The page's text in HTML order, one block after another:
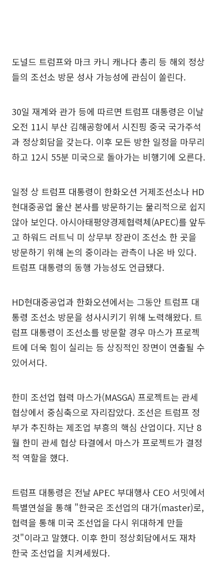
도널드 트럼프와 마크 카니 캐나다 총리 등 해외 정상
들의 조선소 방문 성사 가능성에 관심이 쏠린다.
30일 재계와 관가 등에 따르면 트럼프 대통령은 이날
오전 11시 부산 김해공항에서 시진핑 중국 국가주석
과 정상회담을 갖는다. 이후 모든 방한 일정을 마무리
하고 12시 55분 미국으로 돌아가는 비행기에 오른다.
일정 상 트럼프 대통령이 한화오션 거제조선소나 HD
현대중공업 울산 본사를 방문하기는 물리적으로 쉽지
않아 보인다. 아시아태평양경제협력체(APEC)를 앞두
고 하워드 러트닉 미 상무부 장관이 조선소 한 곳을
방문하기 위해 논의 중이라는 관측이 나온 바 있다.
트럼프 대통령의 동행 가능성도 언급됐다.
HD현대중공업과 한화오션에서는 그동안 트럼프 대
통령 조선소 방문을 성사시키기 위해 노력해왔다. 트
럼프 대통령이 조선소를 방문할 경우 마스가 프로젝
트에 더욱 힘이 실리는 등 상징적인 장면이 연출될 수
있어서다.
한미 조선업 협력 마스가(MASGA) 프로젝트는 관세
협상에서 중심축으로 자리잡았다. 조선은 트럼프 정
부가 추진하는 제조업 부흥의 핵심 산업이다. 지난 8
월 한미 관세 협상 타결에서 마스가 프로젝트가 결정
적 역할을 했다.
트럼프 대통령은 전날 APEC 부대행사 CEO 서밋에서
특별연설을 통해 "한국은 조선업의 대가(master)로,
협력을 통해 미국 조선업을 다시 위대하게 만들
것"이라고 말했다. 이후 한미 정상회담에서도 재차
한국 조선업을 치켜세웠다.